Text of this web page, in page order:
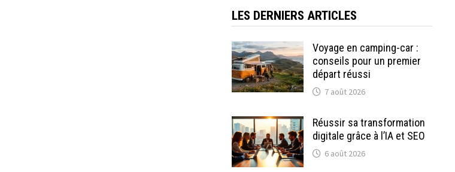
LES DERNIERS ARTICLES
Voyage en camping-car :
conseils pour un premier
départ réussi
7 août 2026
Réussir sa transformation
digitale grâce à l’IA et SEO
6 août 2026